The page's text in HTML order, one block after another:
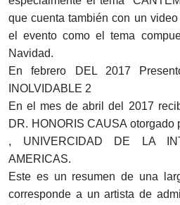
que cuenta también con un
el evento como el tema
Navidad.
En febrero DEL 2017
INOLVIDABLE 2
En el mes de abril del 2017
DR. HONORIS CAUSA
, UNIVERCIDAD DE LA
AMERICAS.
Este es un resumen de una
corresponde a un artista de